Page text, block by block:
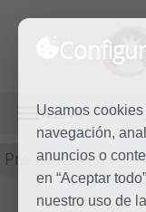
Usamos
navegación,
anuncios o
en “Aceptar
nuestro uso de
MENÚ
Predicación
L M